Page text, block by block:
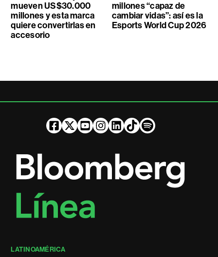
mueven US$30.000
millones y esta marca
quiere convertirlas en
accesorio
millones “capaz de
cambiar vidas”: así es la
Esports World Cup 2026
LATINOAMÉRICA